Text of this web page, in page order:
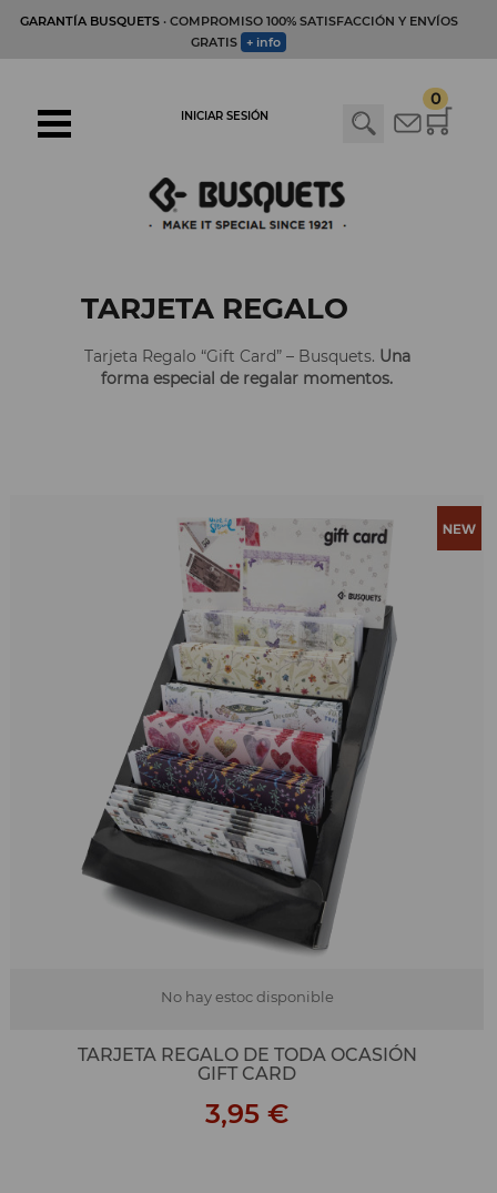
GARANTÍA BUSQUETS· COMPROMISO 100% SATISFACCIÓN Y ENVÍOS
GRATIS + info
0
INICIAR SESIÓN
TARJETA REGALO
Tarjeta Regalo “Gift Card” – Busquets. Una
forma especial de regalar momentos.
No hay estoc disponible
TARJETA REGALO DE TODA OCASIÓN
GIFT CARD
3,95 €